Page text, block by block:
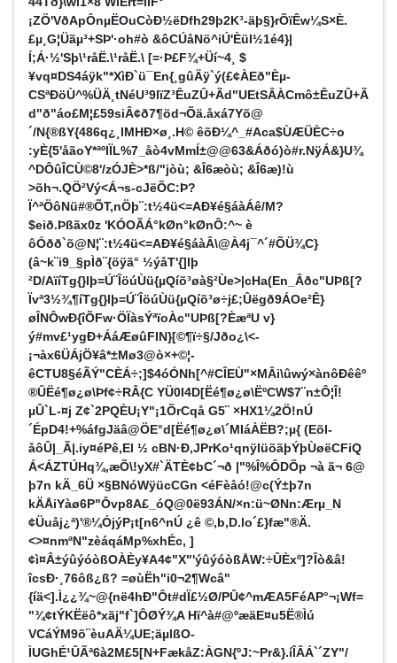
¡ZÖ'VðApÔnµËOuCòÐ½ëDfh29þ2K³-äþ§}rÕïÊw¼S×È.
£µ¸G¦Üãµ³+SÞ'·oh#ò &ôCÚåNö^iÚ'ÈüI½1é4}|
Í;Á·½'Sþ\¹råË.\¹råË.\ [=·Þ£F¾+Üí~4¸ $
¥vq¤DS4áÿk"*XìÐ`ü¯En{¸gûÄÿ`ý(£¢ÀEð"Èµ­
CSªÐöÙ^%ÜÄ¸tNéU³9lïZ³ÊuZÛ+Ãd"UEtSÂÀCmô±ÊuZÛ+Ã
d"ð"áo£M¦£59siÂ¢ð7¶öd¬Õä.åxá7Yõ@
´/N{®ßY{486q¿¸IMHÐ×ø¸.H© êõÐ¼^_#Aca$ÙÆÜÈC÷o
:yÈ{5'åãoY*ªºIÏL%7_åò4vMmÍ±@@63&Áðó)ò#r.NÿÁ&}U¾
^DÔûÎCÙ©8'/zÓJÈ>*ß/"jòù; &Î6æòù; &Î6æ)!ù
>õh¬.QÖ²Vý<Á¬s-cJëÕC:Þ?
Ï^ªÖôNü#®ÕT,nÖþ¨:t½4ü<=AÐ¥é§áàÁê/M?
$eið.Þßãx0z 'KÓOÃÁ°kØn°kØnÔ:^~ è
ôÓðð`õ@N¦¨:t½4ü<=AÐ¥é§áàÂ\@À4j¯^´#ÕÜ¾C}
(â~k¨i9_§pÌð¨{öÿã° ½ýåT'{]lþ
²D/AïíTg{}lþ=Ú¨ÎöúÙü{µQíõ³øà§²Ùe>|cHa(En_Âðc"UÞß[?
Ïvª3½¾¶íTg{}lþ=Ú¨ÎöúÙü{µQíõ³ø÷j£;Ûëgð9ÁOe²Ê}
øÎNÔwÐ{îÕFw·ÖÏàsÝªïo­Àc"UÞß[?ÈæªU v}
ý#mv£¹ygÐ+ÁáÆøûFIN}[©¶ï÷§/Jðo¿\<­
¡¬àx6ÜÁjÖ¥â*±Mø3@ò×+©¦-
êCTU8§éÃÝ"CÈÁ÷;]$4óÓNh[^#CÎEÙ"×MÂi\ûwý×ànôÐêêº
®ÛËé¶ø¿ø\Þf¢÷RÂ{C YÜ0I4D[Ëé¶ø¿ø\ËºCW$7¨n±Ô¦Î!
µÛ`L-¤j Z¢`2PQÈU¡Y"¡1ÕrCqå G5¨ ×HX1¼2Ö!nÚ
´ÉpD4!+%áfgJäâ@ÖE°d[Ëé¶ø¿ø\´MIáÀËB?;µ{ (EõI-
åôÛ|_Ã|.iy¤éPê,El ½ cBN·Ð,JPrKo¹qnÿlüõãþÝþÙøëCFiQ
Á<ÁZTÚHq¾,æÕ\!yX#`ÄTÈ¢bC´¬ð |"%Î%ÔDÕp ¬à ã¬ 6@
þ7n kÄ_6Ü ×§BNóWÿücCGn <éFèåó!@c(Ý±þ7n
kÄÅiYàø6P"Ôvp8A£_óQ@0ë93ÁN/×n:ü~ØNn:Ærµ_N
¢Üuåj¿ª)'®¼ÓjýP¡t[n­6^nÚ ¿ê ©,b,D.lo´£}fæ"®Ä.
<>¤nmªN"zèáqáMp%xhÉc, ]
¢ì¤Â±ýûýóòßOÀÈy¥A4¢"X"'ýûýóòßÅW:÷ÛÈxº]?Îò&â!
îcsÐ·¸76ôß¿ß? =øùËh"i0¬2¶Wcâ"
{íä<].Ì¿¿¾~@{në4hÐ"Ôt#dÏ£½Ø/PÛ¢^mÆA5FéAP°¬¡Wf=
"¾¢tÝKËëô*xãj"f`]ÔØÝ­¾A Hï^à#@ºæäE¤u5Ë®Ìú
VCáÝM9õ¨èuAÄ¼UE;äµlßO-
ÌUGhÉ¹ÛÃª6à2M£5[N+FækåZ:ÀGN{ºJ:~Pr&}.íÎÂÁ`´ZY"/